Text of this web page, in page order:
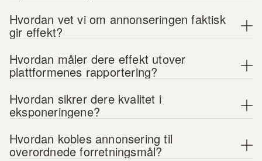
Hvordan vet vi om annonseringen faktisk
gir effekt?
Hvordan måler dere effekt utover
plattformenes rapportering?
Hvordan sikrer dere kvalitet i
eksponeringene?
Hvordan kobles annonsering til
overordnede forretningsmål?